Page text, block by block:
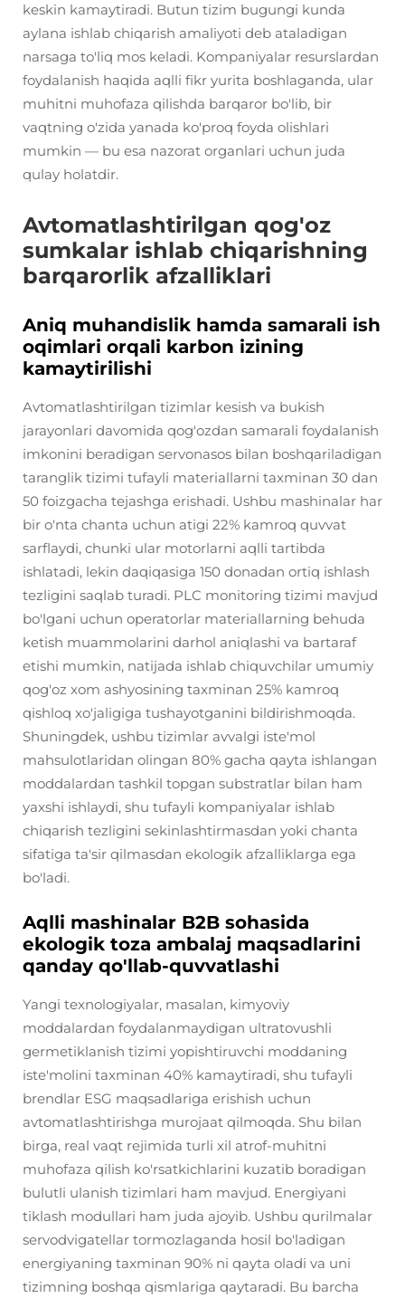
keskin kamaytiradi. Butun tizim bugungi kunda
aylana ishlab chiqarish amaliyoti deb ataladigan
narsaga to'liq mos keladi. Kompaniyalar resurslardan
foydalanish haqida aqlli fikr yurita boshlaganda, ular
muhitni muhofaza qilishda barqaror bo'lib, bir
vaqtning o'zida yanada ko'proq foyda olishlari
mumkin — bu esa nazorat organlari uchun juda
qulay holatdir.
Avtomatlashtirilgan qog'oz
sumkalar ishlab chiqarishning
barqarorlik afzalliklari
Aniq muhandislik hamda samarali ish
oqimlari orqali karbon izining
kamaytirilishi
Avtomatlashtirilgan tizimlar kesish va bukish
jarayonlari davomida qog'ozdan samarali foydalanish
imkonini beradigan servonasos bilan boshqariladigan
taranglik tizimi tufayli materiallarni taxminan 30 dan
50 foizgacha tejashga erishadi. Ushbu mashinalar har
bir o'nta chanta uchun atigi 22% kamroq quvvat
sarflaydi, chunki ular motorlarni aqlli tartibda
ishlatadi, lekin daqiqasiga 150 donadan ortiq ishlash
tezligini saqlab turadi. PLC monitoring tizimi mavjud
bo'lgani uchun operatorlar materiallarning behuda
ketish muammolarini darhol aniqlashi va bartaraf
etishi mumkin, natijada ishlab chiquvchilar umumiy
qog'oz xom ashyosining taxminan 25% kamroq
qishloq xo'jaligiga tushayotganini bildirishmoqda.
Shuningdek, ushbu tizimlar avvalgi iste'mol
mahsulotlaridan olingan 80% gacha qayta ishlangan
moddalardan tashkil topgan substratlar bilan ham
yaxshi ishlaydi, shu tufayli kompaniyalar ishlab
chiqarish tezligini sekinlashtirmasdan yoki chanta
sifatiga ta'sir qilmasdan ekologik afzalliklarga ega
bo'ladi.
Aqlli mashinalar B2B sohasida
ekologik toza ambalaj maqsadlarini
qanday qo'llab-quvvatlashi
Yangi texnologiyalar, masalan, kimyoviy
moddalardan foydalanmaydigan ultratovushli
germetiklanish tizimi yopishtiruvchi moddaning
iste'molini taxminan 40% kamaytiradi, shu tufayli
brendlar ESG maqsadlariga erishish uchun
avtomatlashtirishga murojaat qilmoqda. Shu bilan
birga, real vaqt rejimida turli xil atrof-muhitni
muhofaza qilish ko'rsatkichlarini kuzatib boradigan
bulutli ulanish tizimlari ham mavjud. Energiyani
tiklash modullari ham juda ajoyib. Ushbu qurilmalar
servodvigatellar tormozlaganda hosil bo'ladigan
energiyaning taxminan 90% ni qayta oladi va uni
tizimning boshqa qismlariga qaytaradi. Bu barcha